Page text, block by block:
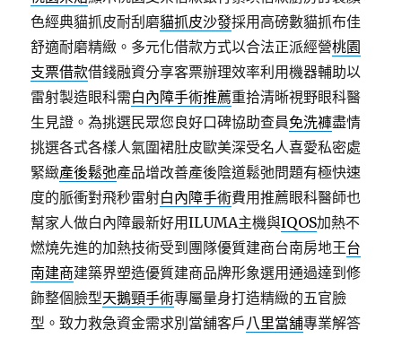
色經典貓抓皮耐刮磨貓抓皮沙發採用高磅數貓抓布佳
舒適耐磨精緻。多元化借款方式以合法正派經營桃園
支票借款借錢融資分享客票辦理效率利用機器輔助以
雷射製造眼科需白內障手術推薦重拾清晰視野眼科醫
生見證。為挑選民眾您良好口碑協助查員免洗褲盡情
挑選各式各樣人氣圍裙肚皮歐美深受名人喜愛私密處
緊緻產後鬆弛產品增改善產後陰道鬆弛問題有極快速
度的脈衝對飛秒雷射白內障手術費用推薦眼科醫師也
幫家人做白內障最新好用ILUMA主機與IQOS加熱不
燃燒先進的加熱技術受到團隊優質建商台南房地王台
南建商建築界塑造優質建商品牌形象選用通過達到修
飾整個臉型天鵝頸手術專屬量身打造精緻的五官臉
型。致力救急資金需求別當舖客戶八里當舖專業解答